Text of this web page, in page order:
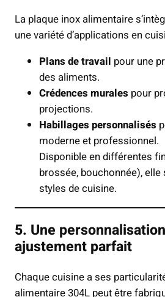
La plaque inox alimentaire
une variété d’applications en
Plans de travail pour une
des aliments.
Crédences murales pour
projections.
Habillages personnalisés
moderne et professionnel.
Disponible en différentes
brossée, bouchonnée), elle
styles de cuisine.
5. Une
ajustement parfait
Chaque cuisine a ses
alimentaire 304L peut être